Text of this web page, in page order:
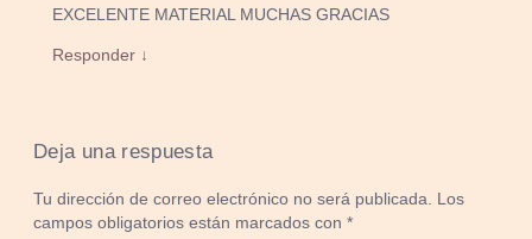
EXCELENTE MATERIAL MUCHAS GRACIAS
Responder ↓
Deja una respuesta
Tu dirección de correo electrónico no será publicada.
Los
campos obligatorios están marcados con*